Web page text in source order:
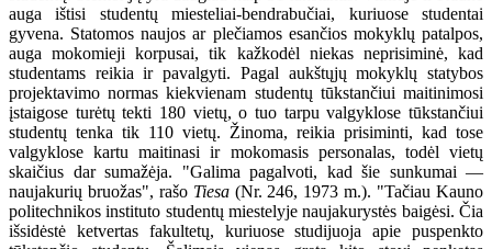
auga ištisi studentų miesteliai-bendrabučiai, kuriuose studentai
gyvena. Statomos naujos ar plečiamos esančios mokyklų patalpos,
auga mokomieji korpusai, tik kažkodėl niekas neprisiminė, kad
studentams reikia ir pavalgyti. Pagal aukštųjų mokyklų statybos
projektavimo normas kiekvienam studentų tūkstančiui maitinimosi
įstaigose turėtų tekti 180 vietų, o tuo tarpu valgyklose tūkstančiui
studentų tenka tik 110 vietų. Žinoma, reikia prisiminti, kad tose
valgyklose kartu maitinasi ir mokomasis personalas, todėl vietų
skaičius dar sumažėja. "Galima pagalvoti, kad šie sunkumai —
naujakurių bruožas", rašo Tiesa(Nr. 246, 1973 m.). "Tačiau Kauno
politechnikos instituto studentų miestelyje naujakurystės baigėsi. Čia
išsidėstė ketvertas fakultetų, kuriuose studijuoja apie puspenkto